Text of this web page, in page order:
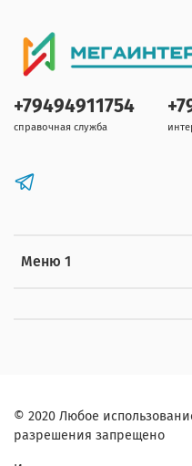
Меню 1
+79494911754
справочная служба
© 2020 Любое
разрешения запрещено